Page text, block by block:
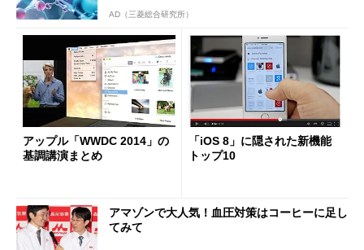
AD（三菱総合研究所）
アップル「WWDC 2014」の
基調講演まとめ
「iOS 8」に隠された新機能
トップ10
アマゾンで大人気！血圧対策はコーヒーに足し
てみて